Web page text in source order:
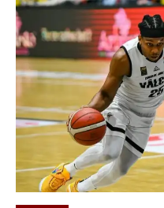
–
Etapa
20-
a
COZIA
NU
RENUNȚĂ